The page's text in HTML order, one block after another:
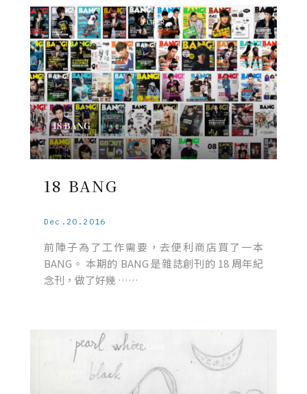
18 BANG
Dec.20.2016
前陣子為了工作需要，去便利商店買了一本
BANG。 本期的 BANG 是雜誌創刊的 18 周年紀
念刊，做了好幾 ……